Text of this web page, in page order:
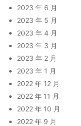
2023 年 6 月
2023 年 5 月
2023 年 4 月
2023 年 3 月
2023 年 2 月
2023 年 1 月
2022 年 12 月
2022 年 11 月
2022 年 10 月
2022 年 9 月